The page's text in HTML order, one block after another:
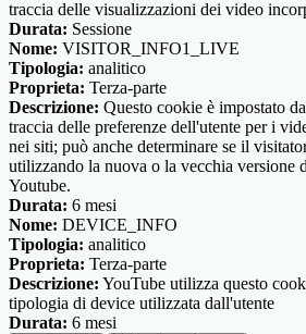
traccia delle visualizzazioni dei video
Durata: Sessione
Nome: VISITOR_INFO1_LIVE
Tipologia: analitico
Proprieta: Terza-parte
Descrizione: Questo cookie è impostato
traccia delle preferenze dell'utente per i
nei siti; può anche determinare se il
utilizzando la nuova o la vecchia versione
Youtube.
Durata: 6 mesi
Nome: DEVICE_INFO
Tipologia: analitico
Proprieta: Terza-parte
Descrizione: YouTube utilizza questo
tipologia di device utilizzata dall'utente
Durata: 6 mesi